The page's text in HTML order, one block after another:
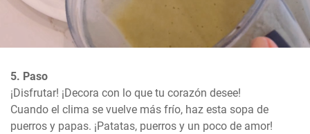
5. Paso
¡Disfrutar! ¡Decora con lo que tu corazón desee!
Cuando el clima se vuelve más frío, haz esta sopa de
puerros y papas. ¡Patatas, puerros y un poco de amor!